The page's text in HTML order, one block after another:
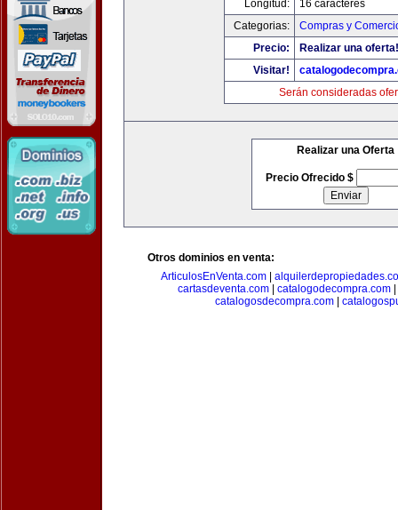
Longitud:
16 caracteres
Categorias:
Compras y
Precio:
Realizar una oferta!
Visitar!
Serán consideradas
Realizar una Oferta
Precio Ofrecido $
Otros dominios en venta:
ArticulosEnVenta.com
cartasdeventa.com
catalogodecompra.com
catalogosdecompra.com